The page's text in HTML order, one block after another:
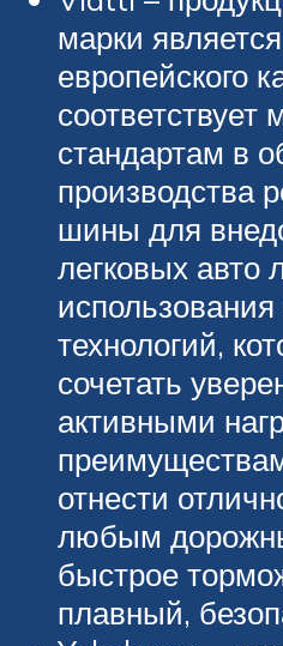
марки
европейского
стандартам в
производства
шины для
легковых авто
технологий,
сочетать
активными
отнести
любым
быстрое
плавный,